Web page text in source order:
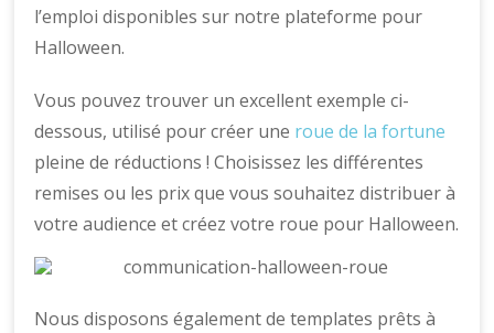
l’emploi disponibles sur notre plateforme pour
Halloween.
Vous pouvez trouver un excellent exemple ci-
dessous, utilisé pour créer une roue de la fortune
pleine de réductions ! Choisissez les différentes
remises ou les prix que vous souhaitez distribuer à
votre audience et créez votre roue pour Halloween.
Nous disposons également de templates prêts à